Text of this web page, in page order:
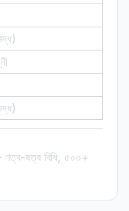
ষত্ব বিধি, ৫০০+